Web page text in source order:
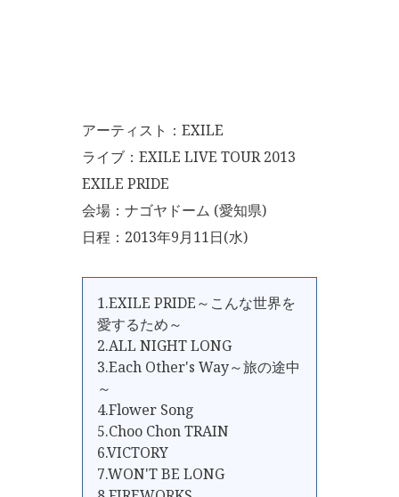
アーティスト：EXILE
ライブ：EXILE LIVE TOUR 2013
EXILE PRIDE
会場：ナゴヤドーム (愛知県)
日程：2013年9月11日(水)
1.EXILE PRIDE～こんな世界を
愛するため～
2.ALL NIGHT LONG
3.Each Other's Way～旅の途中
～
4.Flower Song
5.Choo Chon TRAIN
6.VICTORY
7.WON'T BE LONG